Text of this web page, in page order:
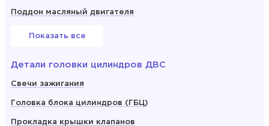
Поддон масляный двигателя
Показать все
Детали головки цилиндров ДВС
Свечи зажигания
Головка блока цилиндров (ГБЦ)
Прокладка крышки клапанов